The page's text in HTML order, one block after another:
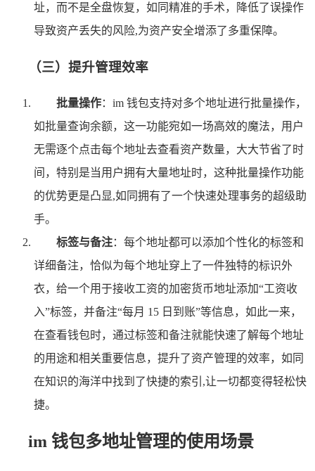
址，而不是全盘恢复，如同精准的手术，降低了误操作
导致资产丢失的风险,为资产安全增添了多重保障。
（三）提升管理效率
批量操作：im 钱包支持对多个地址进行批量操作，
如批量查询余额，这一功能宛如一场高效的魔法，用户
无需逐个点击每个地址去查看资产数量，大大节省了时
间，特别是当用户拥有大量地址时，这种批量操作功能
的优势更是凸显,如同拥有了一个快速处理事务的超级助
手。
标签与备注：每个地址都可以添加个性化的标签和
详细备注，恰似为每个地址穿上了一件独特的标识外
衣，给一个用于接收工资的加密货币地址添加“工资收
入”标签，并备注“每月 15 日到账”等信息，如此一来，
在查看钱包时，通过标签和备注就能快速了解每个地址
的用途和相关重要信息，提升了资产管理的效率，如同
在知识的海洋中找到了快捷的索引,让一切都变得轻松快
捷。
im 钱包多地址管理的使用场景